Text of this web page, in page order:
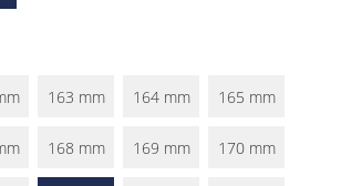
163 mm 164 mm 165 mm
168 mm 169 mm 170 mm